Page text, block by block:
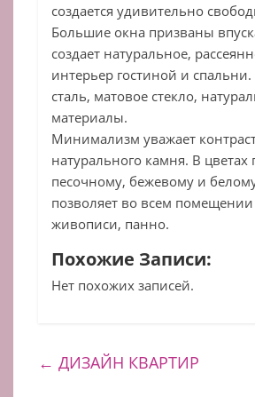
создается удивительно
Большие окна призваны
создает натуральное,
интерьер гостиной и
сталь, матовое стекло,
материалы.
Минимализм уважает
натурального камня. В
песочному, бежевому и
позволяет во всем
живописи, панно.
Похожие Записи:
Нет похожих записей.
← ДИЗАЙН КВАРТИР